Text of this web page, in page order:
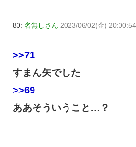
80: 名無しさん 2023/06/02(金)
>>71
すまん矢でした
>>69
ああそういうこと…？